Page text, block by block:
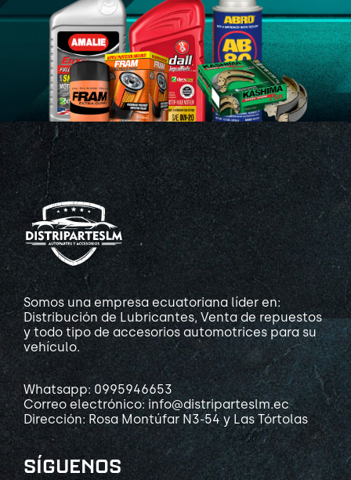
Somos una empresa ecuatoriana líder en:
Distribución de Lubricantes, Venta de repuestos
y todo tipo de accesorios automotrices para su
vehículo.
Whatsapp: 0995946653
Correo electrónico: info@distriparteslm.ec
Dirección: Rosa Montúfar N3-54 y Las Tórtolas
SÍGUENOS